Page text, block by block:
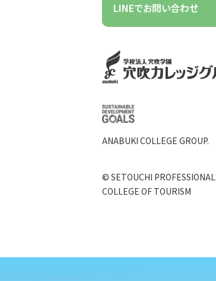
LINEでお問い合わせ
ANABUKI COLLEGE GROUP.
© SETOUCHI PROFESSIONAL
COLLEGE OF TOURISM